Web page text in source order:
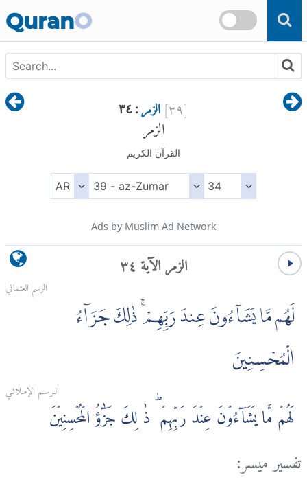
Skip to main content
QuranO
[٣٩]الزمر : ٣٤ الزمر
القرآن الكريم
Ads by Muslim Ad Network
الزمر الآية ٣٤
الرسم العثماني
لَهُم مَّا يَشَآءُونَ عِندَ رَبِّهِمْ ۚ ذٰلِكَ جَزَآءُ
الْمُحْسِنِينَ
الـرسـم الإمـلائـي
لَهُمۡ مَّا يَشَآءُوۡنَ عِنۡدَ رَبِّهِمۡ‌ ؕ ذٰ لِكَ جَزٰٓؤُ الۡمُحۡسِنِيۡنَ
تفسير ميسر: